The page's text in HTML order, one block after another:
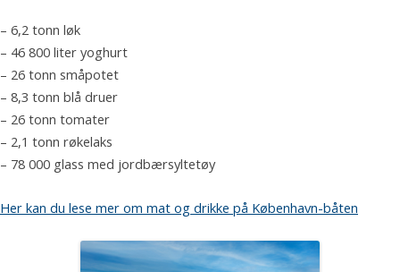
– 6,2 tonn løk
– 46 800 liter yoghurt
– 26 tonn småpotet
– 8,3 tonn blå druer
– 26 tonn tomater
– 2,1 tonn røkelaks
– 78 000 glass med jordbærsyltetøy
Her kan du lese mer om mat og drikke på København-båten